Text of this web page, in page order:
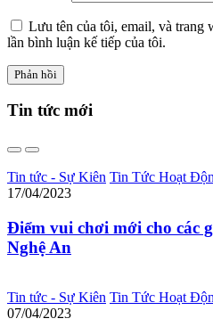
Lưu tên của tôi, email, và trang
lần bình luận kế tiếp của tôi.
Tin tức mới
Tin tức - Sự Kiên Tin Tức Hoạt
17/04/2023
Điểm vui chơi mới cho các
Nghệ An
Tin tức - Sự Kiên Tin Tức Hoạt
07/04/2023